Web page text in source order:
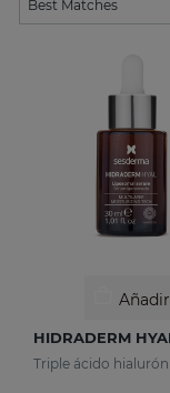
Añadir